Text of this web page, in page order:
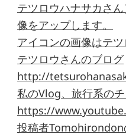
テツロウハナサカさ
像をアップします。
アイコンの画像はテツ
テツロウさんのブログ
http://
私のVlog、旅行系のチ
https://
投稿者Tomohirondon